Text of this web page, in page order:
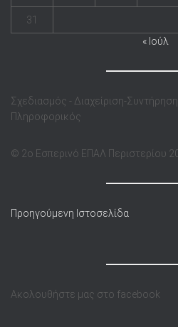
31
« Ιούλ
Σχεδιασμός - Διαχείριση-
Πληροφορικός
© 2o Eσπερινό ΕΠΑΛ Περιστερίου
Προηγούμενη Ιστοσελίδα
Ακολουθήστε μας στο facebook